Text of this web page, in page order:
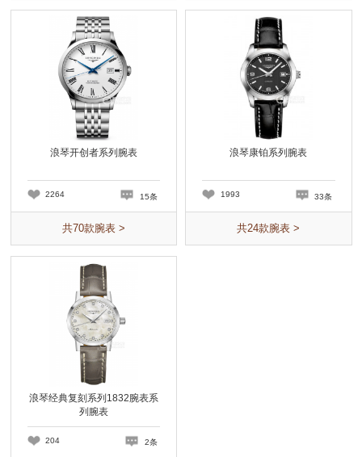
浪琴开创者系列腕表
2264 15条
共70款腕表 >
浪琴康铂系列腕表
1993 33条
共24款腕表 >
浪琴经典复刻系列1832腕表系
列腕表
204 2条